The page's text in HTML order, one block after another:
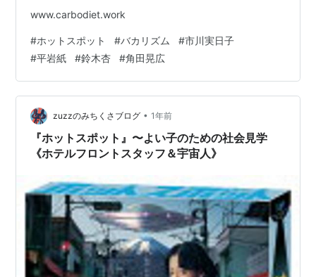
www.carbodiet.work
#ホットスポット #バカリズム #市川実日子
#平岩紙 #鈴木杏 #角田晃広
zuzzのみちくさブログ • 1年前
『ホットスポット』〜よい子のための社会見学
《ホテルフロントスタッフ＆宇宙人》